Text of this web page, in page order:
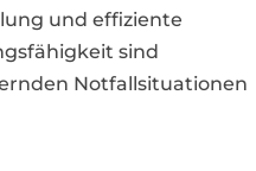
und effiziente
sind
Notfallsituationen